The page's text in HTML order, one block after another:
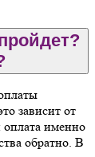
зависит от
именно
обратно. В